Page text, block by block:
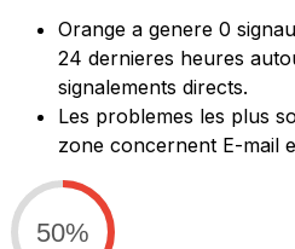
Orange a genere 0
24 dernieres heures
signalements directs.
Les problemes les plus
zone concernent E-mail
50%